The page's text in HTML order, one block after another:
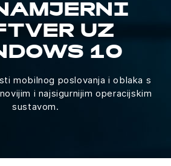
UZ
10
mobilnog poslovanja i oblaka s
i najsigurnijim operacijskim
sustavom.